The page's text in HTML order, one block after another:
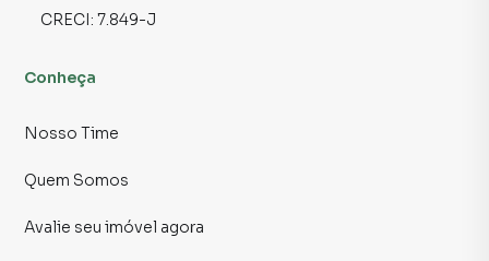
CRECI: 7.849-J
Conheça
Nosso Time
Quem Somos
Avalie seu imóvel agora